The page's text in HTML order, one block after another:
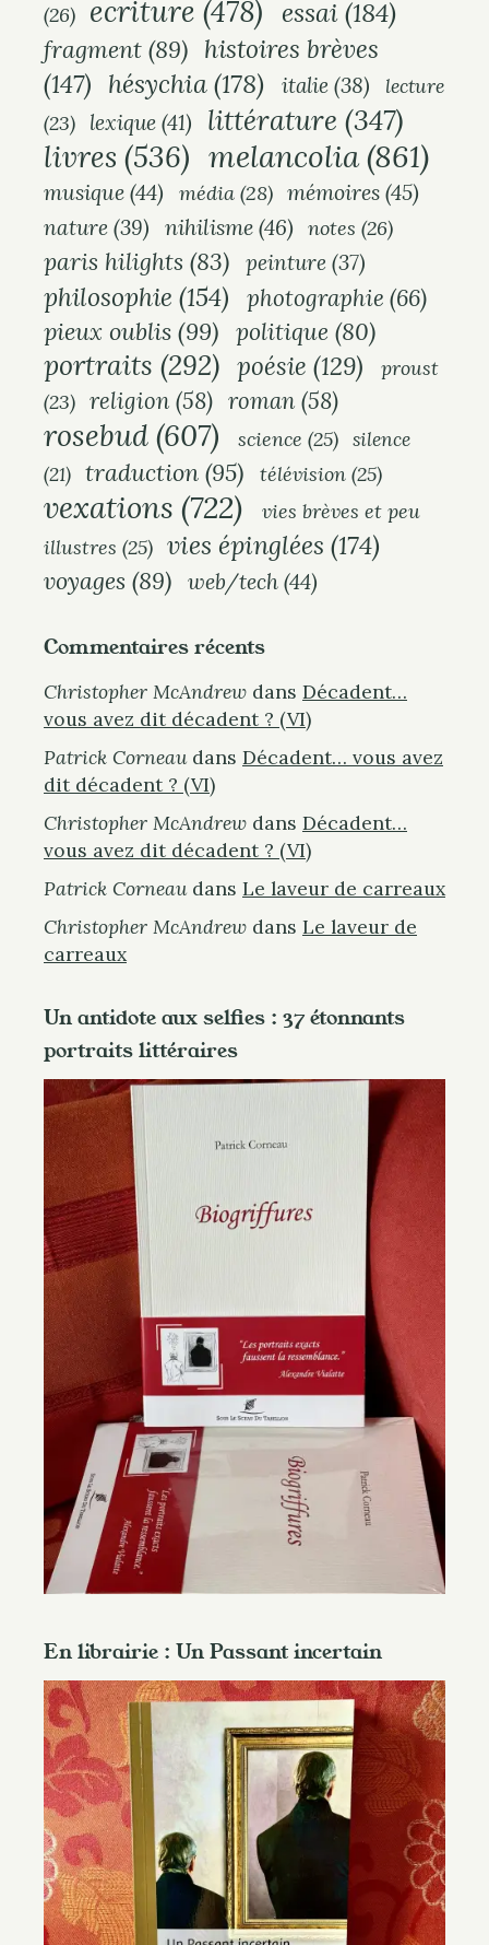
. . .
(26) ecriture (478) essai (184)
fragment (89) histoires brèves
(147) hésychia (178) italie (38)
lecture
(23)
lexique(41) littérature (347)
livres (536) melancolia(861)
musique (44) média(28) mémoires(45)
nature (39) nihilisme(46) notes (26)
paris hilights (83) peinture(37)
philosophie (154) photographie (66)
pieux oublis (99) politique (80)
portraits (292) poésie (129)
proust
(23) religion (58) roman (58)
rosebud (607) science (25) silence
(21) traduction(95) télévision(25)
vexations (722)
vies brèves et peu
illustres (25) vies épinglées (174)
voyages (89) web/tech(44)
Commentaires récents
Christopher McAndrew dans Décadent…
vous avez dit décadent ? (VI)
Patrick Corneaudans Décadent… vous avez
dit décadent ? (VI)
Christopher McAndrew dans Décadent…
vous avez dit décadent ? (VI)
Patrick Corneaudans Le laveur de carreaux
Christopher McAndrew dans Le laveur de
carreaux
Un antidote aux selfies : 37 étonnants
portraits littéraires
En librairie : Un Passant incertain